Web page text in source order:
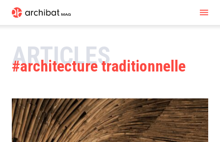
ARTICLES
architecture traditionnelle